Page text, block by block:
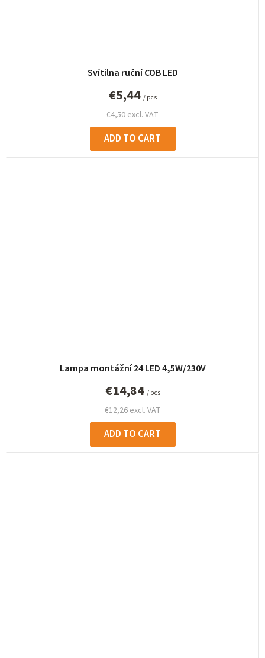
Svítilna ruční COB LED
€4,50 excl. VAT
€5,44 / pcs
ADD TO CART
Lampa montážní 24 LED 4,5W/230V
€12,26 excl. VAT
€14,84 / pcs
ADD TO CART